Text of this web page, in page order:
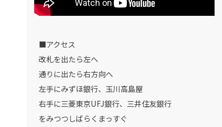
■アクセス
改札を出たら左へ
通りに出たら右方向へ
左手にみずほ銀行、玉川高島屋
右手に三菱東京UFJ銀行、三井住友銀行
をみつつしばらくまっすぐ